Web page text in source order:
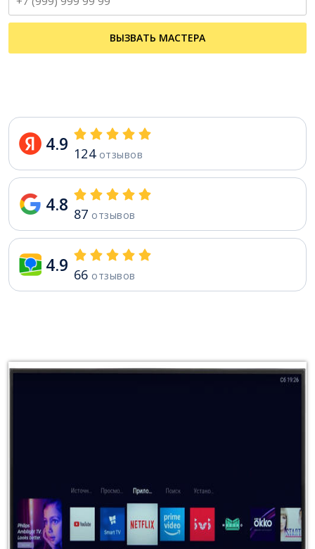
ВЫЗВАТЬ МАСТЕРА
4.9 124отзывов
4.8 87 отзывов
4.9 66 отзывов